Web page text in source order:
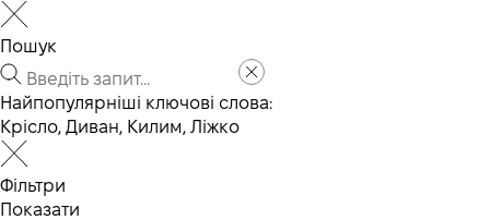
Пошук
Найпопулярніші ключові слова:
Крісло, Диван, Килим, Ліжко
Фільтри
Показати